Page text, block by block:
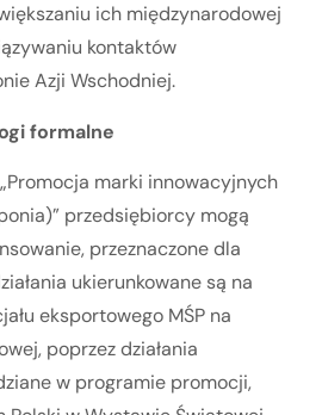
ich międzynarodowej
kontaktów
Azji Wschodniej.
formalne
marki innowacyjnych
przedsiębiorcy mogą
przeznaczone dla
ukierunkowane są na
eksportowego MŚP na
poprzez działania
w programie promocji,